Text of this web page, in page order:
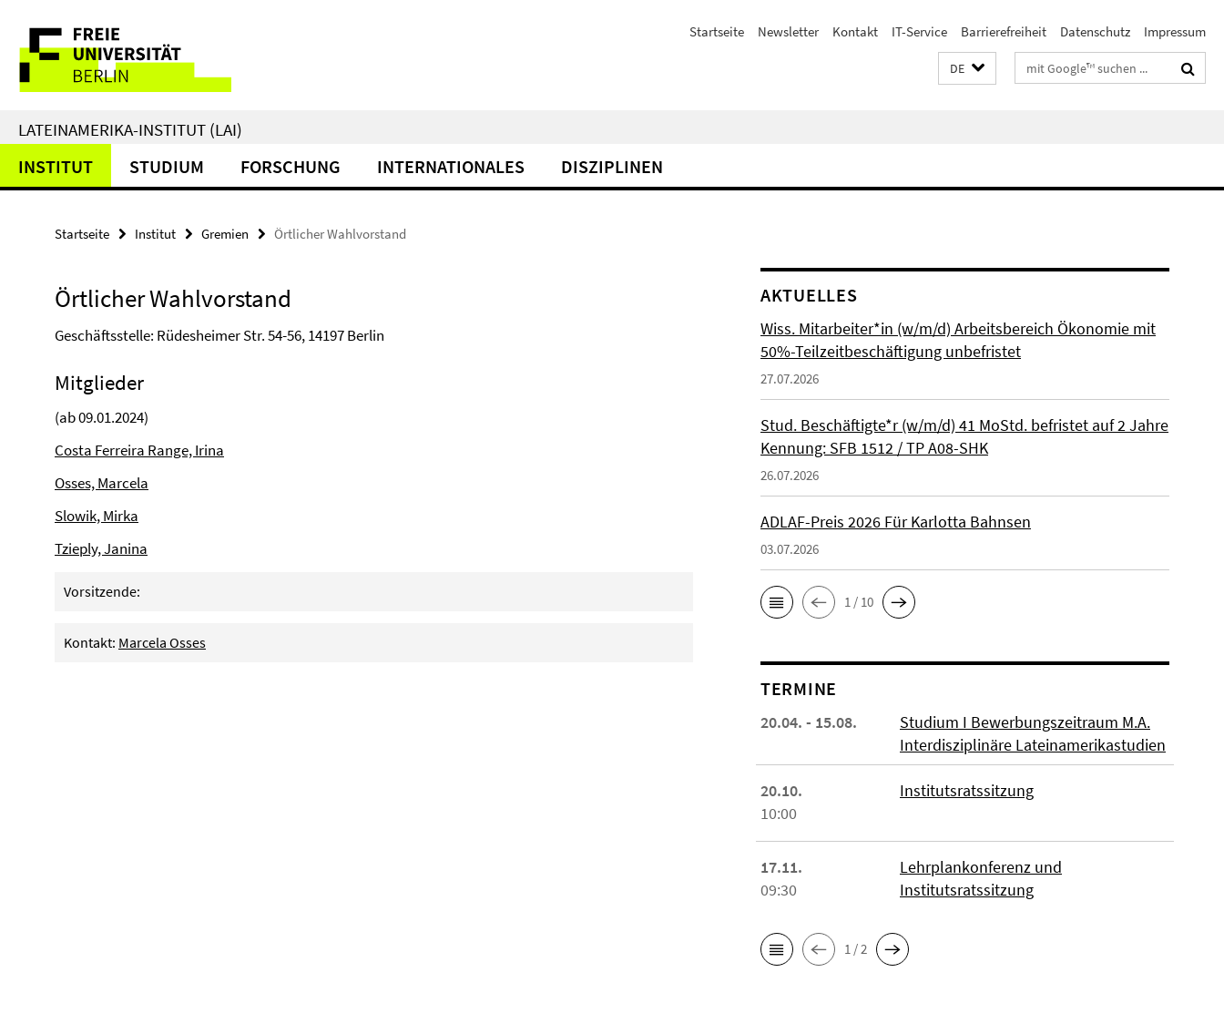
direkt
Inhalt
Service-
Navigation
Startseite Newsletter Kontakt IT-Service Barrierefreiheit Datenschutz Impressum
DE Suchbegriffe
LATEINAMERIKA-INSTITUT (LAI)
INSTITUT STUDIUM FORSCHUNG INTERNATIONALES DISZIPLINEN
Startseite Institut Gremien Örtlicher Wahlvorstand
Örtlicher Wahlvorstand
Geschäftsstelle: Rüdesheimer Str. 54-56, 14197 Berlin
Mitglieder
(ab 09.01.2024)
Costa Ferreira Range, Irina
Osses, Marcela
Slowik, Mirka
Tzieply, Janina
Vorsitzende:
Kontakt: Marcela Osses
AKTUELLES
Wiss. Mitarbeiter*in (w/m/d) Arbeitsbereich Ökonomie mit
50%-Teilzeitbeschäftigung unbefristet
27.07.2026
Stud. Beschäftigte*r (w/m/d) 41 MoStd. befristet auf 2 Jahre
Kennung: SFB 1512 / TP A08-SHK
26.07.2026
ADLAF-Preis 2026 Für Karlotta Bahnsen
03.07.2026
1 / 10
TERMINE
20.04. - 15.08.
Studium I Bewerbungszeitraum M.A.
Interdisziplinäre Lateinamerikastudien
20.10.
10:00
Institutsratssitzung
17.11.
09:30
Lehrplankonferenz und
Institutsratssitzung
1 / 2